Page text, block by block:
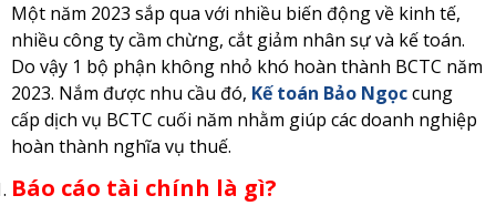
Một năm 2023 sắp qua với nhiều biến động về kinh tế,
nhiều công ty cầm chừng, cắt giảm nhân sự và kế toán.
Do vậy 1 bộ phận không nhỏ khó hoàn thành BCTC năm
2023. Nắm được nhu cầu đó, Kế toán Bảo Ngọccung
cấp dịch vụ BCTC cuối năm nhằm giúp các doanh nghiệp
hoàn thành nghĩa vụ thuế.
Báo cáo tài chính là gì?